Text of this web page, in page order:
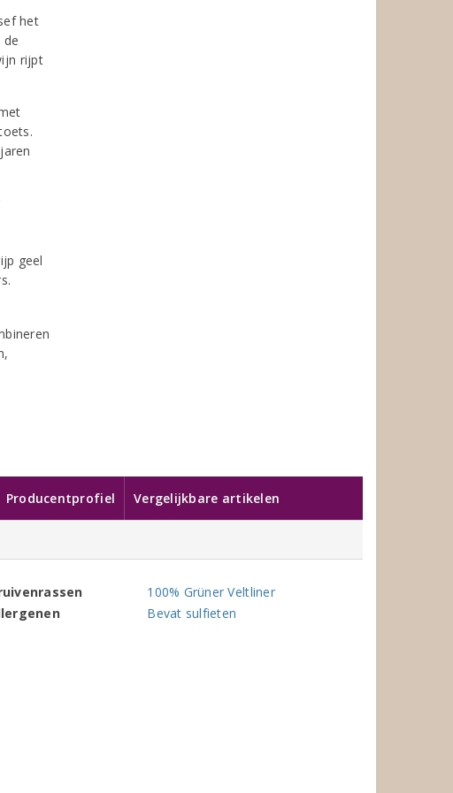
het
de
rijpt
geel
Producentprofiel Vergelijkbare artikelen
100% Grüner Veltliner
Bevat sulfieten